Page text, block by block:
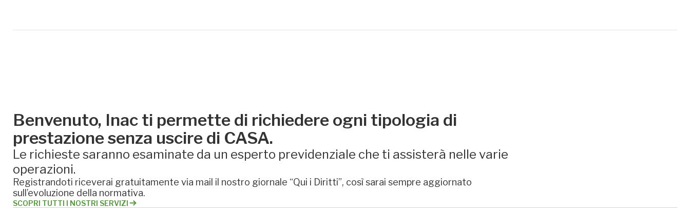
Benvenuto, Inac ti permette di richiedere ogni tipologia di
prestazione senza uscire di CASA.
Le richieste saranno esaminate da un esperto previdenziale che ti assisterà nelle varie
operazioni.
Registrandoti riceverai gratuitamente via mail il nostro giornale “Qui i Diritti”, così sarai sempre aggiornato
sull’evoluzione della normativa.
SCOPRI TUTTI I NOSTRI SERVIZI